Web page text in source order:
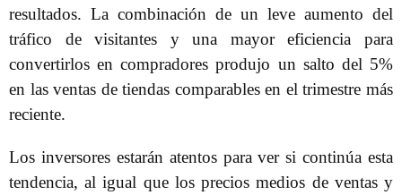
resultados. La combinación de un leve aumento del
tráfico de visitantes y una mayor eficiencia para
convertirlos en compradores produjo un salto del 5%
en las ventas de tiendas comparables en el trimestre más
reciente.
Los inversores estarán atentos para ver si continúa esta
tendencia, al igual que los precios medios de ventas y